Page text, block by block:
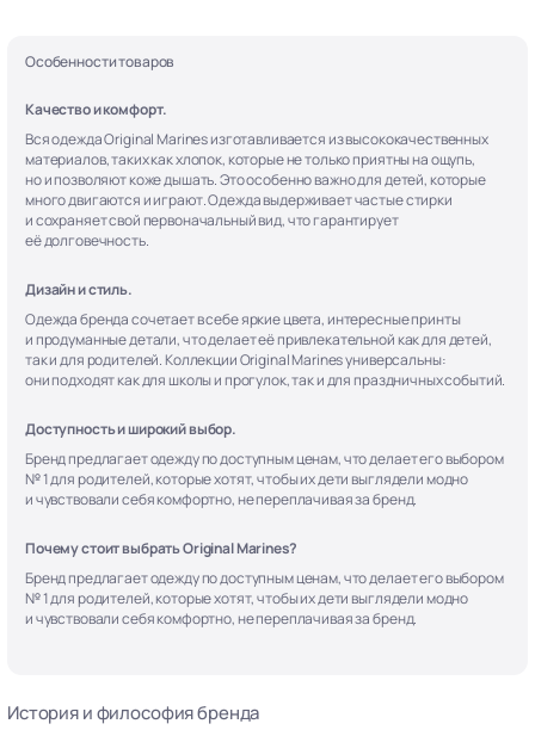
Особенности товаров
Качество и комфорт.
Вся одежда Original Marines изготавливается из высококачественных
материалов, таких как хлопок, которые не только приятны на ощупь,
но и позволяют коже дышать. Это особенно важно для детей, которые
много двигаются и играют. Одежда выдерживает частые стирки
и сохраняет свой первоначальный вид, что гарантирует
её долговечность.
Дизайн и стиль.
Одежда бренда сочетает в себе яркие цвета, интересные принты
и продуманные детали, что делает её привлекательной как для детей,
так и для родителей. Коллекции Original Marines универсальны:
они подходят как для школы и прогулок, так и для праздничных событий.
Доступность и широкий выбор.
Бренд предлагает одежду по доступным ценам, что делает его выбором
№ 1 для родителей, которые хотят, чтобы их дети выглядели модно
и чувствовали себя комфортно, не переплачивая за бренд.
Почему стоит выбрать Original Marines?
Бренд предлагает одежду по доступным ценам, что делает его выбором
№ 1 для родителей, которые хотят, чтобы их дети выглядели модно
и чувствовали себя комфортно, не переплачивая за бренд.
История и философия бренда